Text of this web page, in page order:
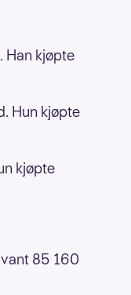
Han kjøpte
Hun kjøpte
kjøpte
85 160